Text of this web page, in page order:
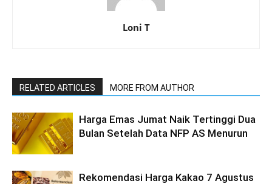
Loni T
RELATED ARTICLES MORE FROM AUTHOR
Harga Emas Jumat Naik Tertinggi Dua
Bulan Setelah Data NFP AS Menurun
Rekomendasi Harga Kakao 7 Agustus